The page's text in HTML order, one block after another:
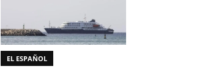
EL ESPAÑOL